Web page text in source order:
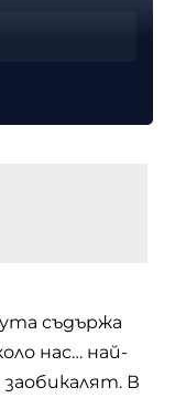
съдържа
нас… най-
В